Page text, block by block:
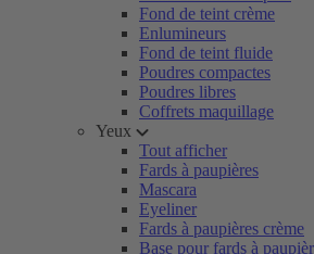
Fond de teint crème
Enlumineurs
Fond de teint fluide
Poudres compactes
Poudres libres
Coffrets maquillage
Yeux
Tout afficher
Fards à paupières
Mascara
Eyeliner
Fards à paupières crème
Base pour fards à